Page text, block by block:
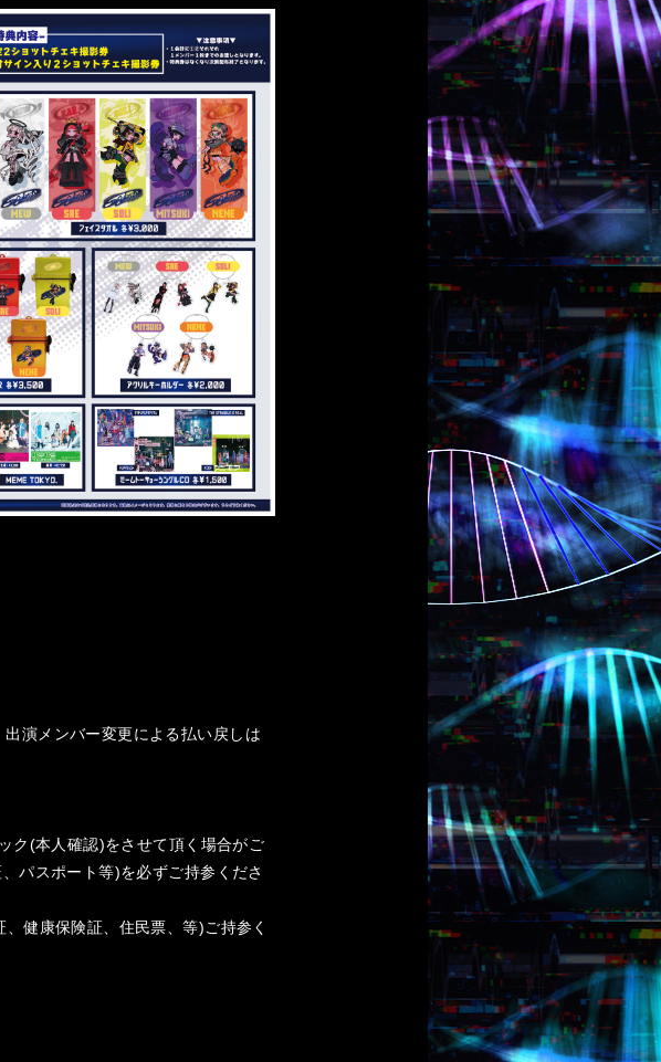
演メンバー変更による払い戻しは
ク(本人確認)をさせて頂く場合がご
パスポート等)を必ずご持参くださ
健康保険証、住⺠票、等)ご持参く